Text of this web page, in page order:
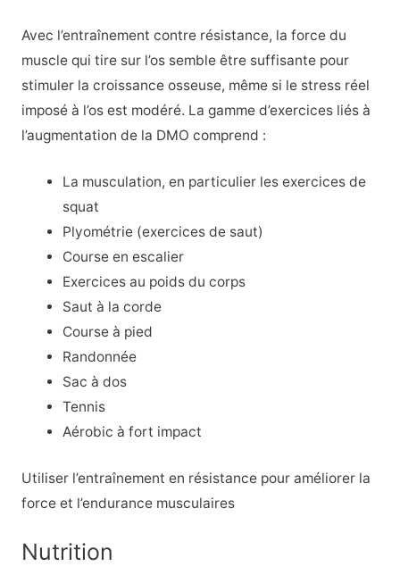
Avec l’entraînement contre résistance, la force du
muscle qui tire sur l’os semble être suffisante pour
stimuler la croissance osseuse, même si le stress réel
imposé à l’os est modéré. La gamme d’exercices liés à
l’augmentation de la DMO comprend :
La musculation, en particulier les exercices de
squat
Plyométrie (exercices de saut)
Course en escalier
Exercices au poids du corps
Saut à la corde
Course à pied
Randonnée
Sac à dos
Tennis
Aérobic à fort impact
Utiliser l’entraînement en résistance pour améliorer la
force et l’endurance musculaires
Nutrition